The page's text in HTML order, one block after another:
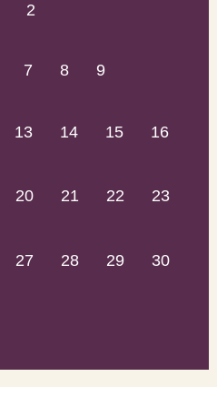
2
7 8 9
13 14 15 16
20 21 22 23
27 28 29 30